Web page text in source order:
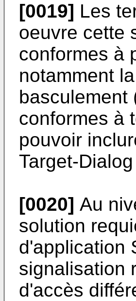
[0019] Les
oeuvre cette
conformes à
notamment
basculement
conformes à
pouvoir
Target-
[0020] Au
solution
d'application
signalisation
d'accès